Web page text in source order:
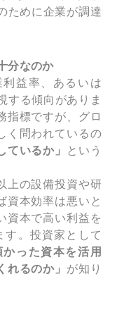
ために企業が調達
分なのか
益率、あるいは
する傾向がありま
指標ですが、グロ
く問われているの
ているか」
という
上の設備投資や研
資本効率は悪いと
資本で高い利益を
。投資家として
った資本を活用
るのか」 が知り